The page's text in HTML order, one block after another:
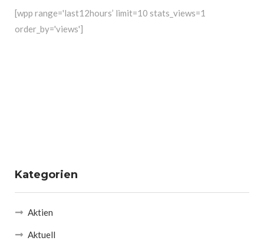
[wpp range='last12hours’ limit=10 stats_views=1
order_by='views']
Kategorien
Aktien
Aktuell